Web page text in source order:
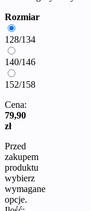
Rozmiar
128/134
140/146
152/158
Cena:
79,90
zł
Przed
zakupem
produktu
wybierz
wymagane
opcje.